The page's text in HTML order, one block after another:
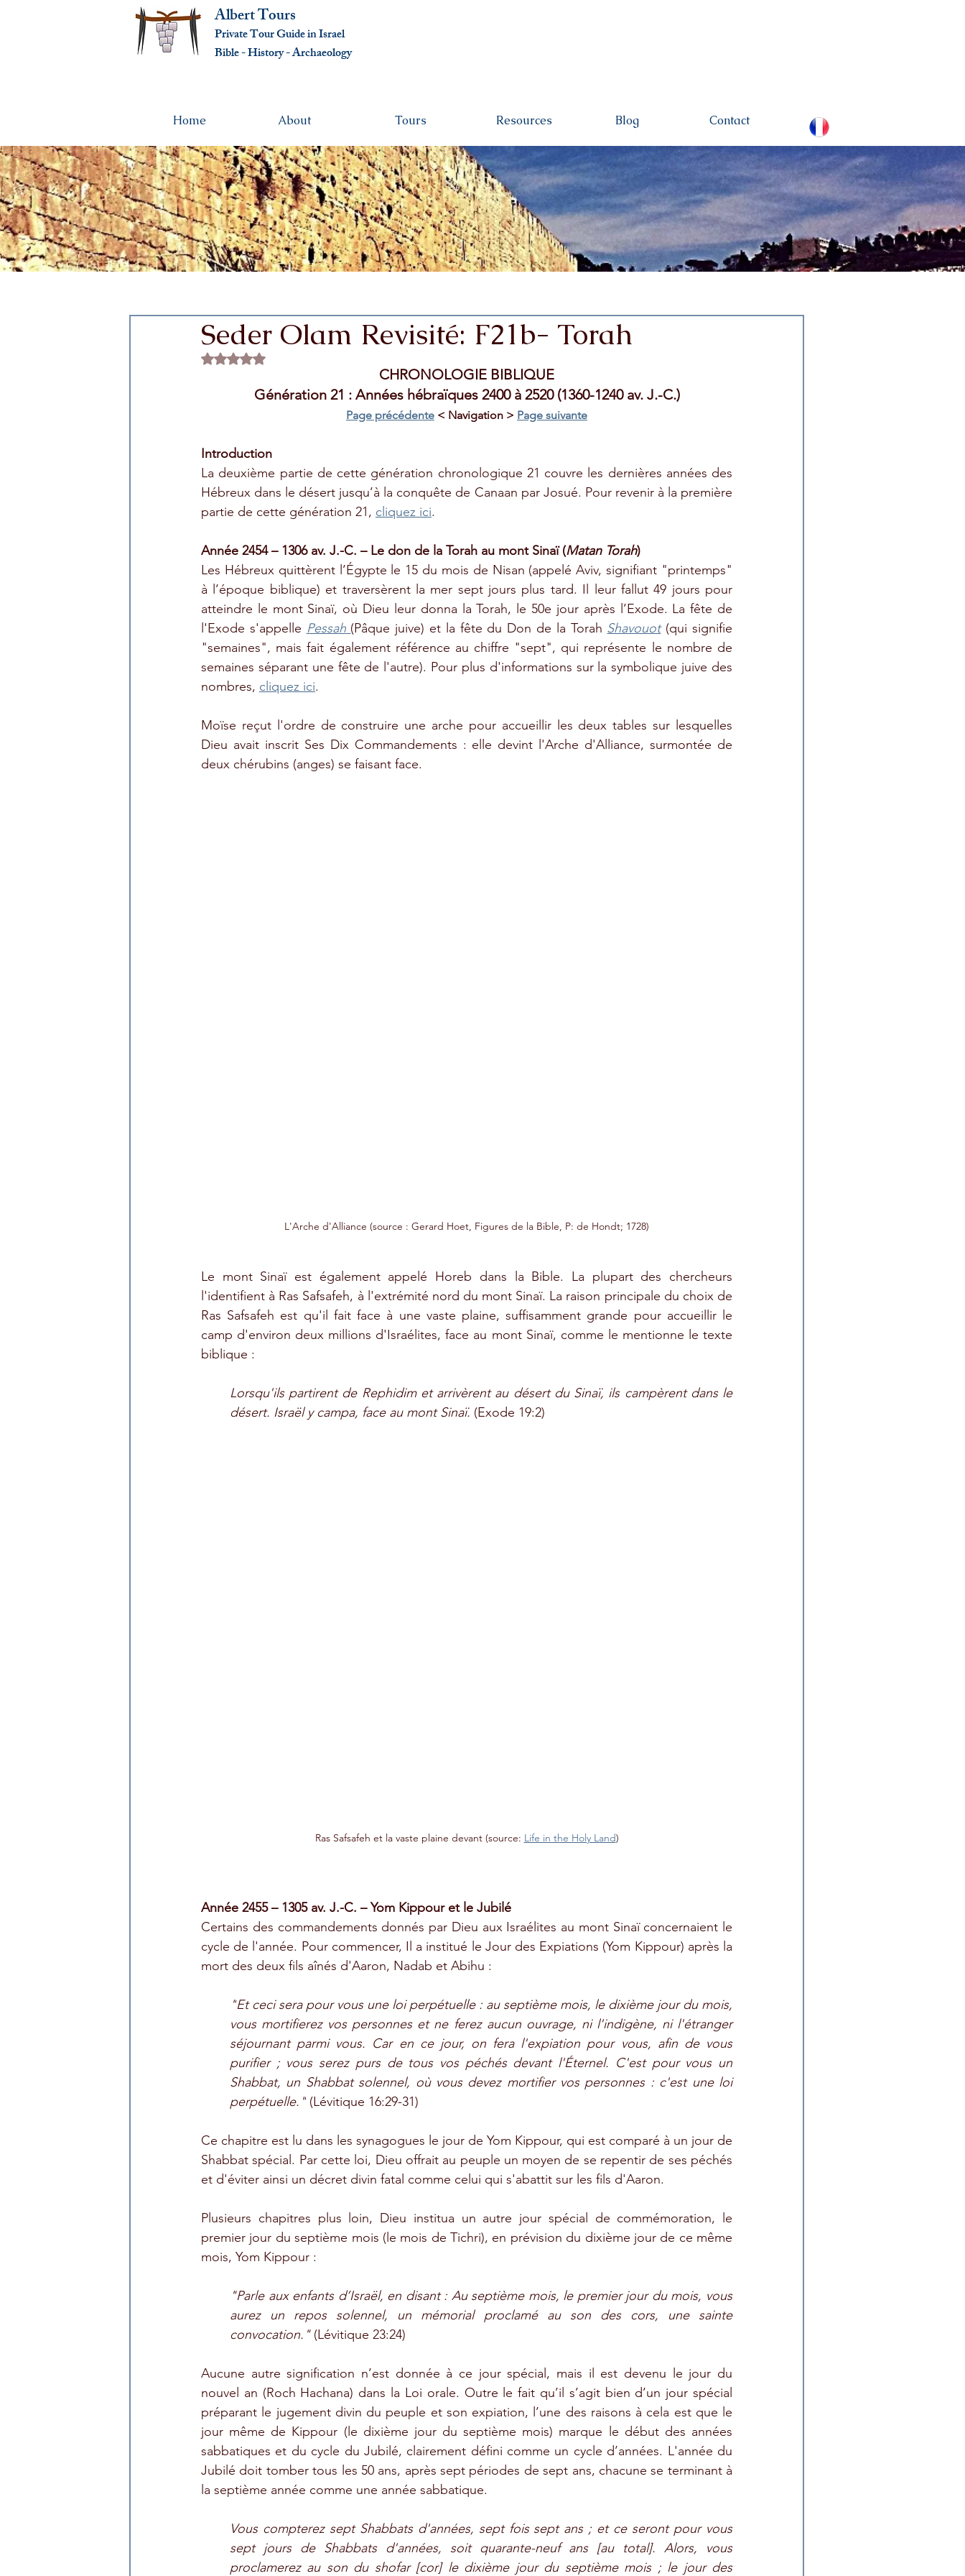
Albert Tours
Private Tour Guide in Israel
Bible - History - Archaeology
Home About Tours Resources Blog Contact
Seder Olam Revisité: F21b- Torah
Rated NaN out of 5 stars.
CHRONOLOGIE BIBLIQUE
Génération 21 : Années hébraïques 2400 à 2520 (1360-1240 av. J.-C.)
Page précédente < Navigation > Page suivante
Introduction
La deuxième partie de cette génération chronologique 21 couvre les dernières années des
Hébreux dans le désert jusqu’à la conquête de Canaan par Josué. Pour revenir à la première
partie de cette génération 21, cliquez ici.
Année 2454 – 1306 av. J.-C. – Le don de la Torah au mont Sinaï (Matan Torah)
Les Hébreux quittèrent l’Égypte le 15 du mois de Nisan (appelé Aviv, signifiant "printemps"
à l’époque biblique) et traversèrent la mer sept jours plus tard. Il leur fallut 49 jours pour
atteindre le mont Sinaï, où Dieu leur donna la Torah, le 50e jour après l’Exode. La fête de
l'Exode s'appelle Pessah (Pâque juive) et la fête du Don de la Torah Shavouot (qui signifie
"semaines", mais fait également référence au chiffre "sept", qui représente le nombre de
semaines séparant une fête de l'autre). Pour plus d'informations sur la symbolique juive des
nombres, cliquez ici.
Moïse reçut l'ordre de construire une arche pour accueillir les deux tables sur lesquelles
Dieu avait inscrit Ses Dix Commandements : elle devint l'Arche d'Alliance, surmontée de
deux chérubins (anges) se faisant face.
L'Arche d'Alliance (source : Gerard Hoet, Figures de la Bible, P: de Hondt; 1728)
Le mont Sinaï est également appelé Horeb dans la Bible. La plupart des chercheurs
l'identifient à Ras Safsafeh, à l'extrémité nord du mont Sinaï. La raison principale du choix de
Ras Safsafeh est qu'il fait face à une vaste plaine, suffisamment grande pour accueillir le
camp d'environ deux millions d'Israélites, face au mont Sinaï, comme le mentionne le texte
biblique :
Lorsqu'ils partirent de Rephidim et arrivèrent au désert du Sinaï, ils campèrent dans le
désert. Israël y campa, face au mont Sinaï. (Exode 19:2)
Ras Safsafeh et la vaste plaine devant (source: Life in the Holy Land)
Année 2455 – 1305 av. J.-C. – Yom Kippour et le Jubilé
Certains des commandements donnés par Dieu aux Israélites au mont Sinaï concernaient le
cycle de l'année. Pour commencer, Il a institué le Jour des Expiations (Yom Kippour) après la
mort des deux fils aînés d'Aaron, Nadab et Abihu :
"Et ceci sera pour vous une loi perpétuelle : au septième mois, le dixième jour du mois,
vous mortifierez vos personnes et ne ferez aucun ouvrage, ni l'indigène, ni l'étranger
séjournant parmi vous. Car en ce jour, on fera l'expiation pour vous, afin de vous
purifier ; vous serez purs de tous vos péchés devant l'Éternel. C'est pour vous un
Shabbat, un Shabbat solennel, où vous devez mortifier vos personnes : c'est une loi
perpétuelle." (Lévitique 16:29-31)
Ce chapitre est lu dans les synagogues le jour de Yom Kippour, qui est comparé à un jour de
Shabbat spécial. Par cette loi, Dieu offrait au peuple un moyen de se repentir de ses péchés
et d'éviter ainsi un décret divin fatal comme celui qui s'abattit sur les fils d'Aaron.
Plusieurs chapitres plus loin, Dieu institua un autre jour spécial de commémoration, le
premier jour du septième mois (le mois de Tichri), en prévision du dixième jour de ce même
mois, Yom Kippour :
"Parle aux enfants d’Israël, en disant : Au septième mois, le premier jour du mois, vous
aurez un repos solennel, un mémorial proclamé au son des cors, une sainte
convocation." (Lévitique 23:24)
Aucune autre signification n’est donnée à ce jour spécial, mais il est devenu le jour du
nouvel an (Roch Hachana) dans la Loi orale. Outre le fait qu’il s’agit bien d’un jour spécial
préparant le jugement divin du peuple et son expiation, l’une des raisons à cela est que le
jour même de Kippour (le dixième jour du septième mois) marque le début des années
sabbatiques et du cycle du Jubilé, clairement défini comme un cycle d’années. L'année du
Jubilé doit tomber tous les 50 ans, après sept périodes de sept ans, chacune se terminant à
la septième année comme une année sabbatique.
Vous compterez sept Shabbats d'années, sept fois sept ans ; et ce seront pour vous
sept jours de Shabbats d'années, soit quarante-neuf ans [au total]. Alors, vous
proclamerez au son du shofar [cor] le dixième jour du septième mois ; le jour des